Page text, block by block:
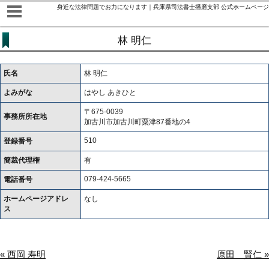
身近な法律問題でお力になります｜兵庫県司法書士播磨支部 公式ホームページ
林 明仁
氏名 林 明仁
よみがな はやし あきひと
事務所所在地
〒675-0039
加古川市加古川町粟津87番地の4
登録番号 510
簡裁代理権 有
電話番号 079-424-5665
ホームページアドレ
ス
なし
« 西岡 寿明 原田 賢仁 »